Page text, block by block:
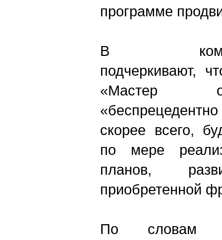
программе
В
подчеркивают,
«Мастер
скорее всего,
по мере
планов,
приобретенной
По словам